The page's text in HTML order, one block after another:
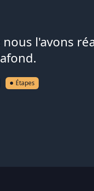
l'avons
Étapes